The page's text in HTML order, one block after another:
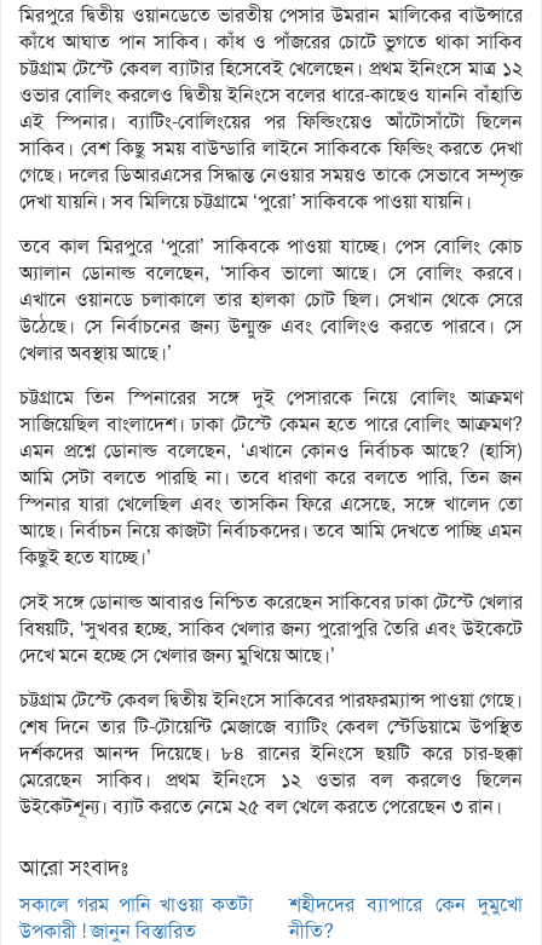
মিরপুরে দ্বিতীয় ওয়ানডেতে ভারতীয় পেসার উমরান মালিকের বাউন্সারে
কাঁধে আঘাত পান সাকিব। কাঁধ ও পাঁজরের চোটে ভুগতে থাকা সাকিব
চট্টগ্রাম টেস্টে কেবল ব্যাটার হিসেবেই খেলেছেন। প্রথম ইনিংসে মাত্র ১২
ওভার বোলিং করলেও দ্বিতীয় ইনিংসে বলের ধারে-কাছেও যাননি বাঁহাতি
এই স্পিনার। ব্যাটিং-বোলিংয়ের পর ফিল্ডিংয়েও আঁটোসাঁটো ছিলেন
সাকিব। বেশ কিছু সময় বাউন্ডারি লাইনে সাকিবকে ফিল্ডিং করতে দেখা
গেছে। দলের ডিআরএসের সিদ্ধান্ত নেওয়ার সময়ও তাকে সেভাবে সম্পৃক্ত
দেখা যায়নি। সব মিলিয়ে চট্টগ্রামে ‘পুরো’ সাকিবকে পাওয়া যায়নি।
তবে কাল মিরপুরে ‘পুরো’ সাকিবকে পাওয়া যাচ্ছে। পেস বোলিং কোচ
অ্যালান ডোনাল্ড বলেছেন, ‘সাকিব ভালো আছে। সে বোলিং করবে।
এখানে ওয়ানডে চলাকালে তার হালকা চোট ছিল। সেখান থেকে সেরে
উঠেছে। সে নির্বাচনের জন‌্য উন্মুক্ত এবং বোলিংও করতে পারবে। সে
খেলার অবস্থায় আছে।’
চট্টগ্রামে তিন স্পিনারের সঙ্গে দুই পেসারকে নিয়ে বোলিং আক্রমণ
সাজিয়েছিল বাংলাদেশ। ঢাকা টেস্টে কেমন হতে পারে বোলিং আক্রমণ?
এমন প্রশ্নে ডোনাল্ড বলেছেন, ‘এখানে কোনও নির্বাচক আছে? (হাসি)
আমি সেটা বলতে পারছি না। তবে ধারণা করে বলতে পারি, তিন জন
স্পিনার যারা খেলেছিল এবং তাসকিন ফিরে এসেছে, সঙ্গে খালেদ তো
আছে। নির্বাচন নিয়ে কাজটা নির্বাচকদের। তবে আমি দেখতে পাচ্ছি এমন
কিছুই হতে যাচ্ছে।’
সেই সঙ্গে ডোনাল্ড আবারও নিশ্চিত করেছেন সাকিবের ঢাকা টেস্টে খেলার
বিষয়টি, ‘সুখবর হচ্ছে, সাকিব খেলার জন‌্য পুরোপুরি তৈরি এবং উইকেটে
দেখে মনে হচ্ছে সে খেলার জন‌্য মুখিয়ে আছে।’
চট্টগ্রাম টেস্টে কেবল দ্বিতীয় ইনিংসে সাকিবের পারফরম্যান্স পাওয়া গেছে।
শেষ দিনে তার টি-টোয়েন্টি মেজাজে ব্যাটিং কেবল স্টেডিয়ামে উপস্থিত
দর্শকদের আনন্দ দিয়েছে। ৮৪ রানের ইনিংসে ছয়টি করে চার-ছক্কা
মেরেছেন সাকিব। প্রথম ইনিংসে ১২ ওভার বল করলেও ছিলেন
উইকেটশূন্য। ব্যাট করতে নেমে ২৫ বল খেলে করতে পেরেছেন ৩ রান।
আরো সংবাদঃ
সকালে গরম পানি খাওয়া কতটা
উপকারী ! জানুন বিস্তারিত
শহীদদের ব্যাপারে কেন দুমুখো
নীতি?